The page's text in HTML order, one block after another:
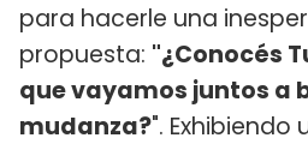
para hacerle una
propuesta: "¿Conocés
que vayamos juntos a
mudanza?". Exhibiendo